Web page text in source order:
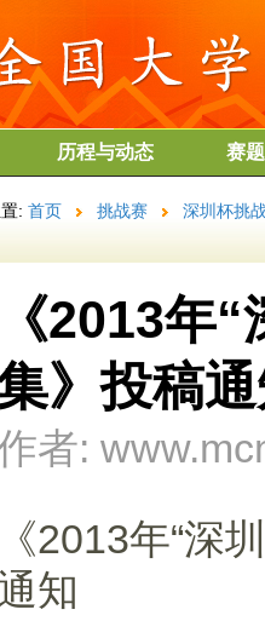
历程与动态 赛
: 首页 挑战赛 深圳杯挑
《2013年
》投稿
者:
《2013年“深
知